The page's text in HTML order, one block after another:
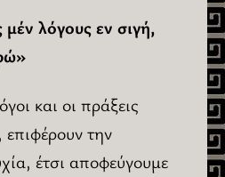
λόγους εν σιγή,
και οι πράξεις
την
έτσι αποφεύγουμε